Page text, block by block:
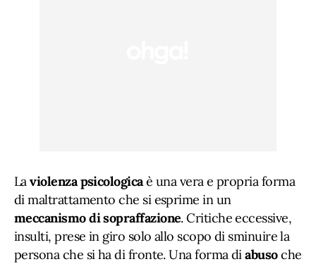
Laviolenza psicologicaè una vera e propria forma
di maltrattamento che si esprime in un
meccanismo di sopraffazione. Critiche eccessive,
insulti, prese in giro solo allo scopo di sminuire la
persona che si ha di fronte. Una forma diabusoche